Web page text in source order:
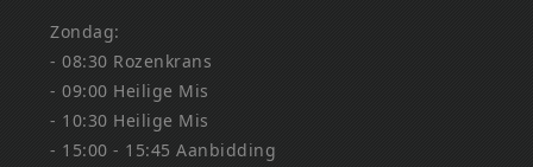
Zondag:
- 08:30 Rozenkrans
- 09:00 Heilige Mis
- 10:30 Heilige Mis
- 15:00 - 15:45 Aanbidding